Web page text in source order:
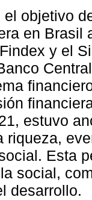
el objetivo
en Brasil
y el
estuvo
riqueza,
Esta
social,
desarrollo.